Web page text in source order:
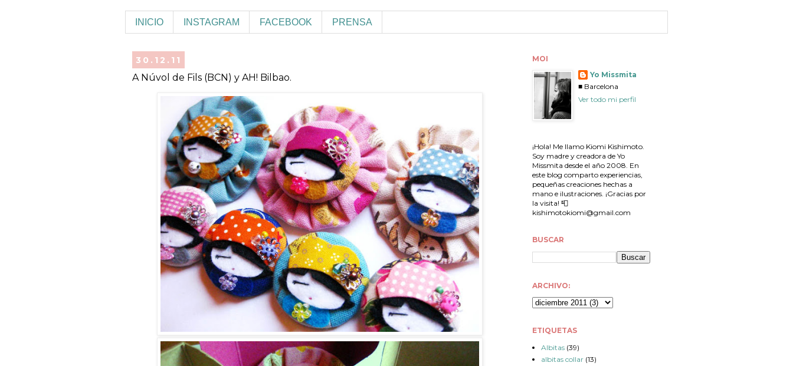
INICIO INSTAGRAM FACEBOOK PRENSA
30.12.11
A Núvol de Fils (BCN) y AH! Bilbao.
MOI
Yo Missmita
■ Barcelona
Ver todo mi perfil
¡Hola! Me llamo Kiomi Kishimoto.
Soy madre y creadora de Yo
Missmita desde el año 2008. En
este blog comparto experiencias,
pequeñas creaciones hechas a
mano e ilustraciones. ¡Gracias por
la visita! 📮
kishimotokiomi@gmail.com
BUSCAR
ARCHIVO:
ETIQUETAS
Albitas (39)
albitas collar (13)